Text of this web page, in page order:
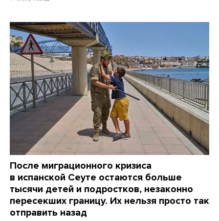
После миграционного кризиса
в испанской Сеуте остаются больше
тысячи детей и подростков, незаконно
пересекших границу. Их нельзя просто так
отправить назад